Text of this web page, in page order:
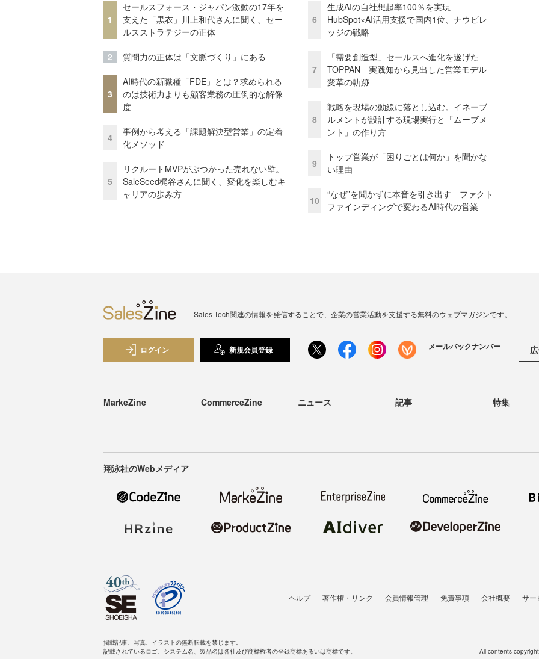
1
セールスフォース・ジャパン激動の17年を
支えた「黒衣」川上和代さんに聞く、セー
ルスストラテジーの正体
2 質問力の正体は「文脈づくり」にある
3
AI時代の新職種「FDE」とは？求められる
のは技術力よりも顧客業務の圧倒的な解像
度
4
事例から考える「課題解決型営業」の定着
化メソッド
5
リクルートMVPがぶつかった売れない壁。
SaleSeed梶谷さんに聞く、変化を楽しむキ
ャリアの歩み方
6
生成AIの自社想起率100％を実現
HubSpot×AI活用支援で国内1位、ナウビレ
ッジの戦略
7
「需要創造型」セールスへ進化を遂げた
TOPPAN 実践知から見出した営業モデル
変革の軌跡
8
戦略を現場の動線に落とし込む。イネーブ
ルメントが設計する現場実行と「ムーブメ
ント」の作り方
9
トップ営業が「困りごとは何か」を聞かな
い理由
10
“なぜ”を聞かずに本音を引き出す ファクト
ファインディングで変わるAI時代の営業
Sales Tech関連の情報を発信することで、企業の営業活動を支援する無料のウェブマガジンです。
ログイン 新規会員登録 メールバックナンバー
MarkeZine CommerceZine ニュース 記事 特集
翔泳社のWebメディア
ヘルプ 著作権・リンク 会員情報管理 免責事項 会社概要 サー
掲載記事、写真、イラストの無断転載を禁じます。
記載されているロゴ、システム名、製品名は各社及び商標権者の登録商標あるいは商標です。
All contents